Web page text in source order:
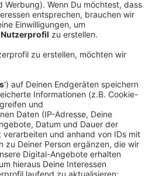
Christkindchenmarkt
werden Leitungen
Baumstämme geliefert, so der
Woche nimmt der Markt
an, wenn die Markthütten
Kommenden Montag geht’s
den Vorbereitungen für das
im letzten Jahr erwarten die
Stände. Starten werden beide